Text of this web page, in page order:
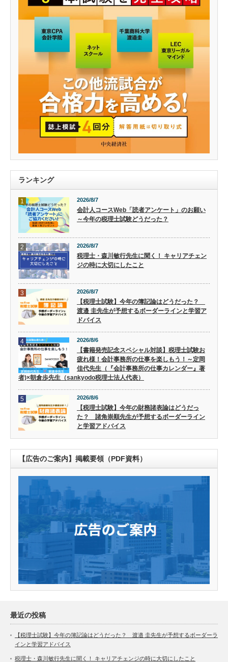
ランキング
1 2026/8/7
会計人コースWeb「読者アンケート」のお願い
～今年の税理士試験どうだった？
2 2026/8/7
税理士・森川敏行先生に聞く！ キャリアチェン
ジの時に大切にしたこと
3 2026/8/7
【税理士試験】今年の簿記論はどうだった？
渡邉 圭先生が予想するボーダーラインと学習ア
ドバイス
4 2026/8/6
【書籍発売記念スペシャル対談】税理士試験お
疲れ様！会計事務所の仕事を楽しもう！～定岡
佳代先生（『会計事務所の仕事カレンダー』著
者)×朝倉歩先生（sankyodo税理士法人代表）
5 2026/8/6
【税理士試験】今年の財務諸表論はどうだっ
た？ 諸角崇順先生が予想するボーダーライン
と学習アドバイス
【広告のご案内】掲載要領（PDF資料）
最近の投稿
【税理士試験】今年の簿記論はどうだった？ 渡邉 圭先生が予想するボーダーラ
インと学習アドバイス
税理士・森川敏行先生に聞く！ キャリアチェンジの時に大切にしたこと